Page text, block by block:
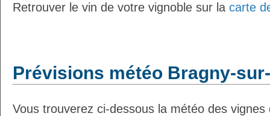
Retrouver le vin de votre vignoble sur la carte
Prévisions météo Bragny-
Vous trouverez ci-dessous la météo des